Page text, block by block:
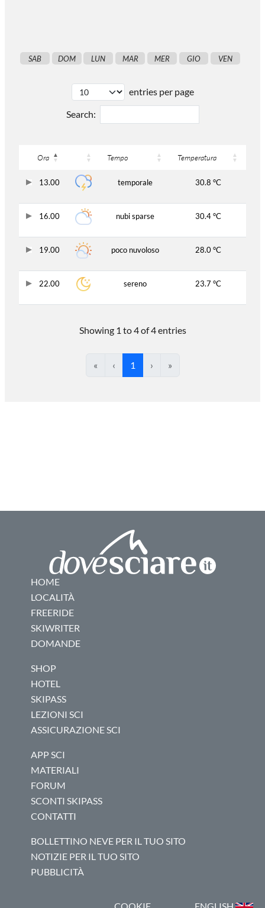
SAB DOM LUN MAR MER GIO VEN
entries per page
Search:
Ora Tempo Temperatura
13.00 temporale 30.8 °C
16.00 nubi sparse 30.4 °C
19.00 poco nuvoloso 28.0 °C
22.00 sereno 23.7 °C
Showing 1 to 4 of 4 entries
« ‹ 1 › »
HOME
LOCALITÀ
FREERIDE
SKIWRITER
DOMANDE
SHOP
HOTEL
SKIPASS
LEZIONI SCI
ASSICURAZIONE SCI
APP SCI
MATERIALI
FORUM
SCONTI SKIPASS
CONTATTI
BOLLETTINO NEVE PER IL TUO SITO
NOTIZIE PER IL TUO SITO
PUBBLICITÀ